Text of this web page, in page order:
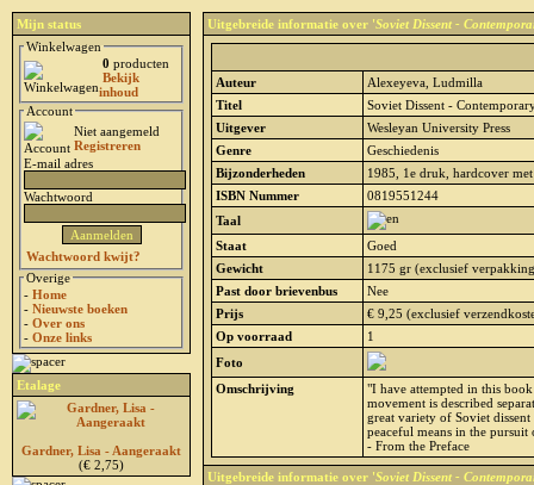
Mijn status
Winkelwagen
0 producten
Bekijk
inhoud
Account
Niet aangemeld
Registreren
E-mail adres
Wachtwoord
Wachtwoord kwijt?
Overige
- Home
- Nieuwste boeken
- Over ons
- Onze links
Etalage
Gardner, Lisa - Aangeraakt
(€ 2,75)
Uitgebreide informatie over 'Soviet Dissent -
Auteur
Alexeyeva, Ludmilla
Titel
Soviet Dissent -
Uitgever
Wesleyan University Press
Genre
Geschiedenis
Bijzonderheden
1985, 1e druk, hardcover
ISBN Nummer
0819551244
Taal
Staat
Goed
Gewicht
1175 gr (exclusief
Past door brievenbus
Nee
Prijs
€ 9,25 (exclusief
Op voorraad
1
Foto
Omschrijving
"I have attempted in this
movement is described
great variety of Soviet
peaceful means in the
- From the Preface
Uitgebreide informatie over 'Soviet Dissent -